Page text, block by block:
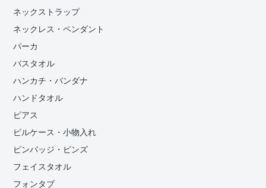
ネックストラップ
ネックレス・ペンダント
パーカ
バスタオル
ハンカチ・バンダナ
ハンドタオル
ピアス
ピルケース・小物入れ
ピンバッジ・ピンズ
フェイスタオル
フォンタブ